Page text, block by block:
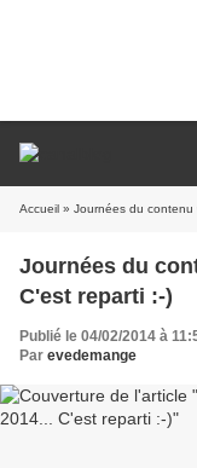
Accueil » Journées du contenu
Journées du
C'est reparti :-)
Publié le 04/02/2014 à
Par evedemange